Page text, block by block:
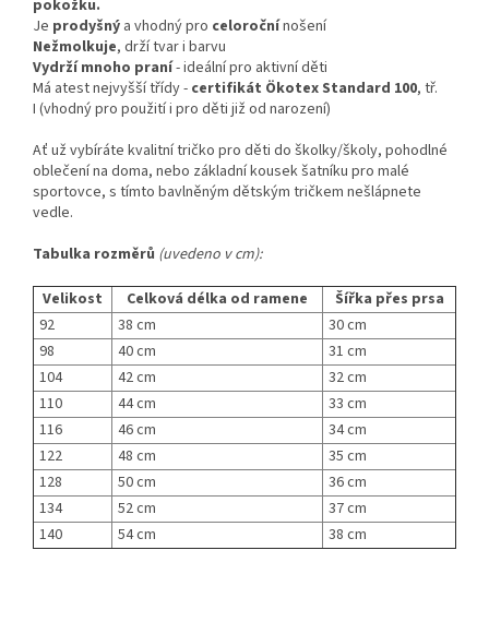
pokožku.
Je prodyšný a vhodný pro celoročnínošení
Nežmolkuje, drží tvar i barvu
Vydrží mnoho praní- ideální pro aktivní děti
Má atest nejvyšší třídy - certifikát Ökotex Standard 100, tř.
I (vhodný pro použití i pro děti již od narození)
Ať už vybíráte kvalitní tričko pro děti do školky/školy, pohodlné
oblečení na doma, nebo základní kousek šatníku pro malé
sportovce, s tímto bavlněným dětským tričkem nešlápnete
vedle.
Tabulka rozměrů (uvedeno v cm):
Velikost Celková délka od ramene
Šířka přes prsa
92
38 cm
30 cm
98
40 cm
31 cm
104
42 cm
32 cm
110
44 cm
33 cm
116
46 cm
34 cm
122
48 cm
35 cm
128
50 cm
36 cm
134
52 cm
37 cm
140
54 cm 38 cm